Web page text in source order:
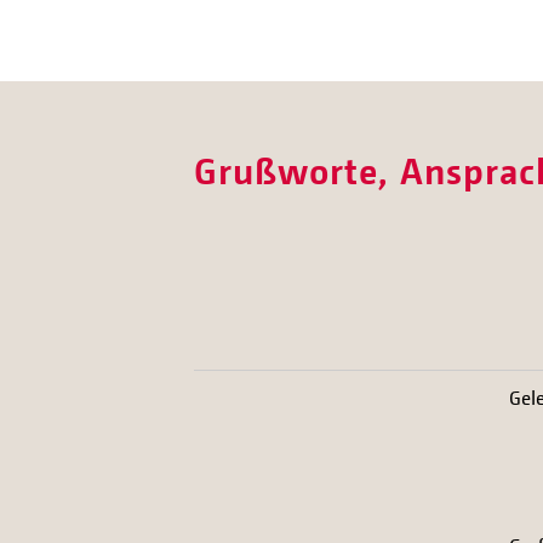
Grußworte,